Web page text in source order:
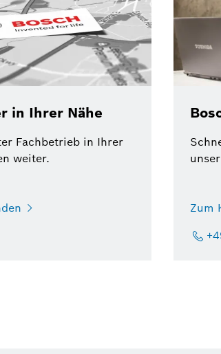
in Ihrer Nähe
Fachbetrieb in Ihrer
weiter.
Zum